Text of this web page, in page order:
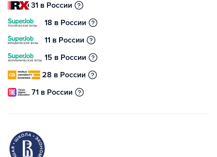
31 в России
18 в России
11 в России
15 в России
28 в России
71 в России